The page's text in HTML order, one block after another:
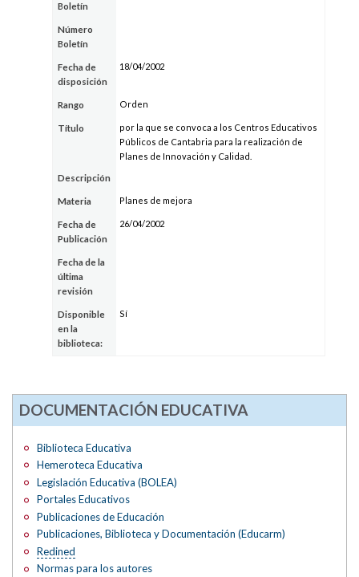
Boletín
Número
Boletín
Fecha de
disposición
18/04/2002
Rango Orden
Título
por la que se convoca a los Centros Educativos
Públicos de Cantabria para la realización de
Planes de Innovación y Calidad.
Descripción
Materia Planes de mejora
Fecha de
Publicación
26/04/2002
Fecha de la
última
revisión
Disponible
en la
biblioteca:
Sí
DOCUMENTACIÓN EDUCATIVA
Biblioteca Educativa
Hemeroteca Educativa
Legislación Educativa (BOLEA)
Portales Educativos
Publicaciones de Educación
Publicaciones, Biblioteca y Documentación (Educarm)
Redined
Normas para los autores